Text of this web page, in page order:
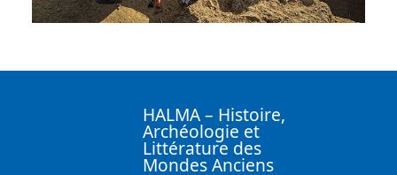
HALMA – Histoire,
Archéologie et
Littérature des
Mondes Anciens